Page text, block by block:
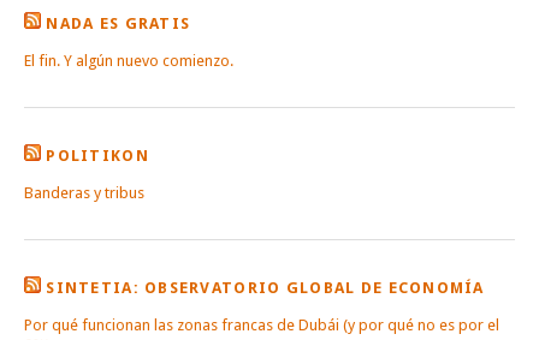
NADA ES GRATIS
El fin. Y algún nuevo comienzo.
POLITIKON
Banderas y tribus
SINTETIA: OBSERVATORIO GLOBAL DE ECONOMÍA
Por qué funcionan las zonas francas de Dubái (y por qué no es por el